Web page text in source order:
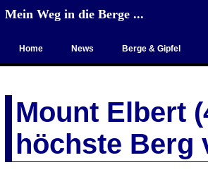
Mein Weg in die Berge ...
Home News Berge & Gipfel
Mount Elbert
höchste Berg